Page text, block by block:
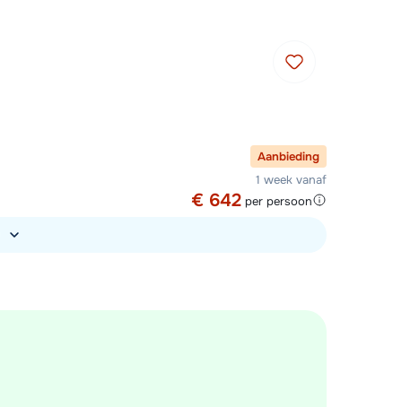
Aanbieding
1 week vanaf
€ 642 per persoon